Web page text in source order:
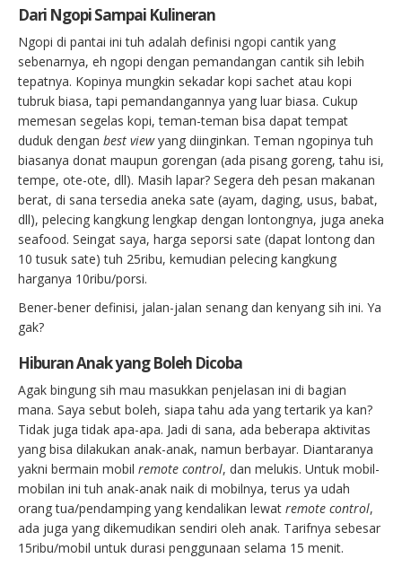
Dari Ngopi Sampai Kulineran
Ngopi di pantai ini tuh adalah definisi ngopi cantik yang
sebenarnya, eh ngopi dengan pemandangan cantik sih lebih
tepatnya. Kopinya mungkin sekadar kopi sachet atau kopi
tubruk biasa, tapi pemandangannya yang luar biasa. Cukup
memesan segelas kopi, teman-teman bisa dapat tempat
duduk dengan best viewyang diinginkan. Teman ngopinya tuh
biasanya donat maupun gorengan (ada pisang goreng, tahu isi,
tempe, ote-ote, dll). Masih lapar? Segera deh pesan makanan
berat, di sana tersedia aneka sate (ayam, daging, usus, babat,
dll), pelecing kangkung lengkap dengan lontongnya, juga aneka
seafood. Seingat saya, harga seporsi sate (dapat lontong dan
10 tusuk sate) tuh 25ribu, kemudian pelecing kangkung
harganya 10ribu/porsi.
Bener-bener definisi, jalan-jalan senang dan kenyang sih ini. Ya
gak?
Hiburan Anak yang Boleh Dicoba
Agak bingung sih mau masukkan penjelasan ini di bagian
mana. Saya sebut boleh, siapa tahu ada yang tertarik ya kan?
Tidak juga tidak apa-apa. Jadi di sana, ada beberapa aktivitas
yang bisa dilakukan anak-anak, namun berbayar. Diantaranya
yakni bermain mobil remote control, dan melukis. Untuk mobil-
mobilan ini tuh anak-anak naik di mobilnya, terus ya udah
orang tua/pendamping yang kendalikan lewat remote control,
ada juga yang dikemudikan sendiri oleh anak. Tarifnya sebesar
15ribu/mobil untuk durasi penggunaan selama 15 menit.